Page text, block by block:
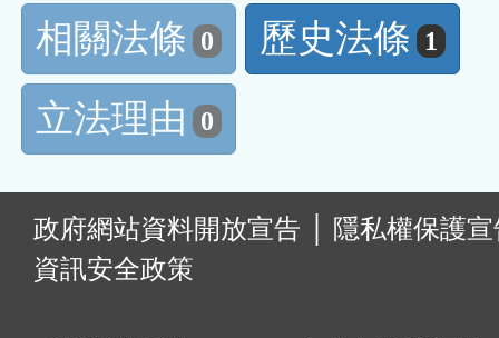
相關法條 0 歷史法條 1
立法理由 0
政府網站資料開放宣告
隱私權保護
資訊安全政策